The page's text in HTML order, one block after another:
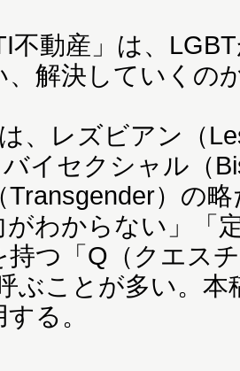
不動産」は、
、解決していくの
、レズビアン（
バイセクシャル（
Transgender）の
がわからない」「
持つ「Q（クエス
ぶことが多い。
る。